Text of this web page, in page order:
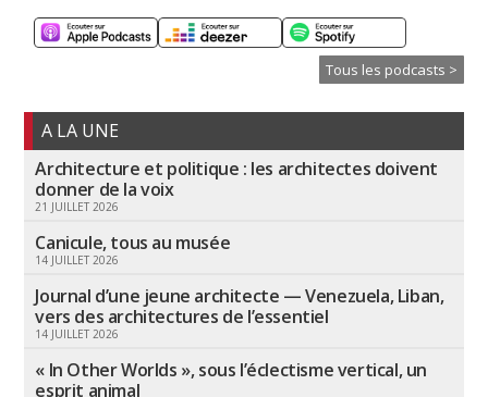
Tous les podcasts >
A LA UNE
Architecture et politique : les architectes doivent
donner de la voix
21 JUILLET 2026
Canicule, tous au musée
14 JUILLET 2026
Journal d’une jeune architecte — Venezuela, Liban,
vers des architectures de l’essentiel
14 JUILLET 2026
« In Other Worlds », sous l’éclectisme vertical, un
esprit animal